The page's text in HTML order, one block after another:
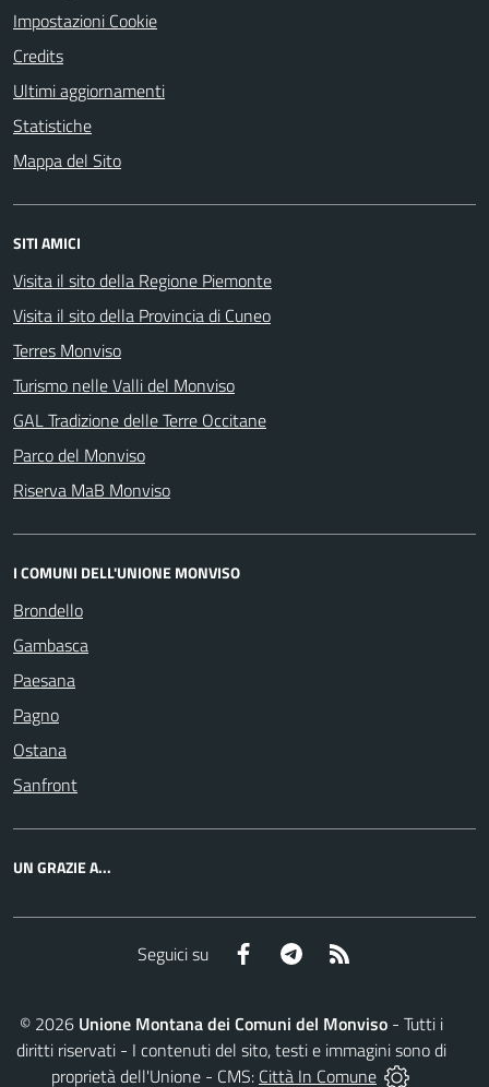
Impostazioni Cookie
Credits
Ultimi aggiornamenti
Statistiche
Mappa del Sito
SITI AMICI
Visita il sito della Regione Piemonte
Visita il sito della Provincia di Cuneo
Terres Monviso
Turismo nelle Valli del Monviso
GAL Tradizione delle Terre Occitane
Parco del Monviso
Riserva MaB Monviso
I COMUNI DELL'UNIONE MONVISO
Brondello
Gambasca
Paesana
Pagno
Ostana
Sanfront
UN GRAZIE A...
Seguici su Facebook Telegram
© 2026 Unione Montana dei Comuni del Monviso - Tutti i
diritti riservati - I contenuti del sito, testi e immagini sono di
proprietà dell'Unione - CMS: Città In Comune